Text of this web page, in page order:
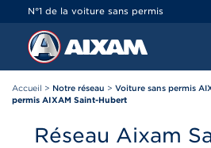
N°1 de la voiture sans permis
Accueil > Notre réseau > Voiture sans permis
permis AIXAM Saint-Hubert
Réseau Aixam
Panneau de gestion des cookies